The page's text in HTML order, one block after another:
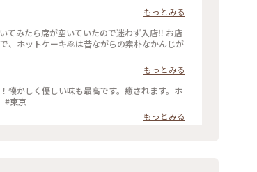
もっとみる
たら席が空いていたので迷わず入店‼️ お店
、ホットケーキ🥞は昔ながらの素朴なかんじが
もっとみる
懐かしく優しい味も最高です。癒されます。ホ
草 #東京
もっとみる